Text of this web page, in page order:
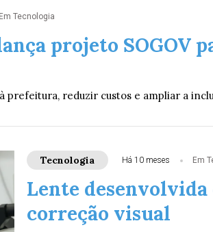
Em Tecnologia
projeto SOGOV
prefeitura, reduzir custos e ampliar a
Tecnologia Há 10 meses Em
Lente
correção visual